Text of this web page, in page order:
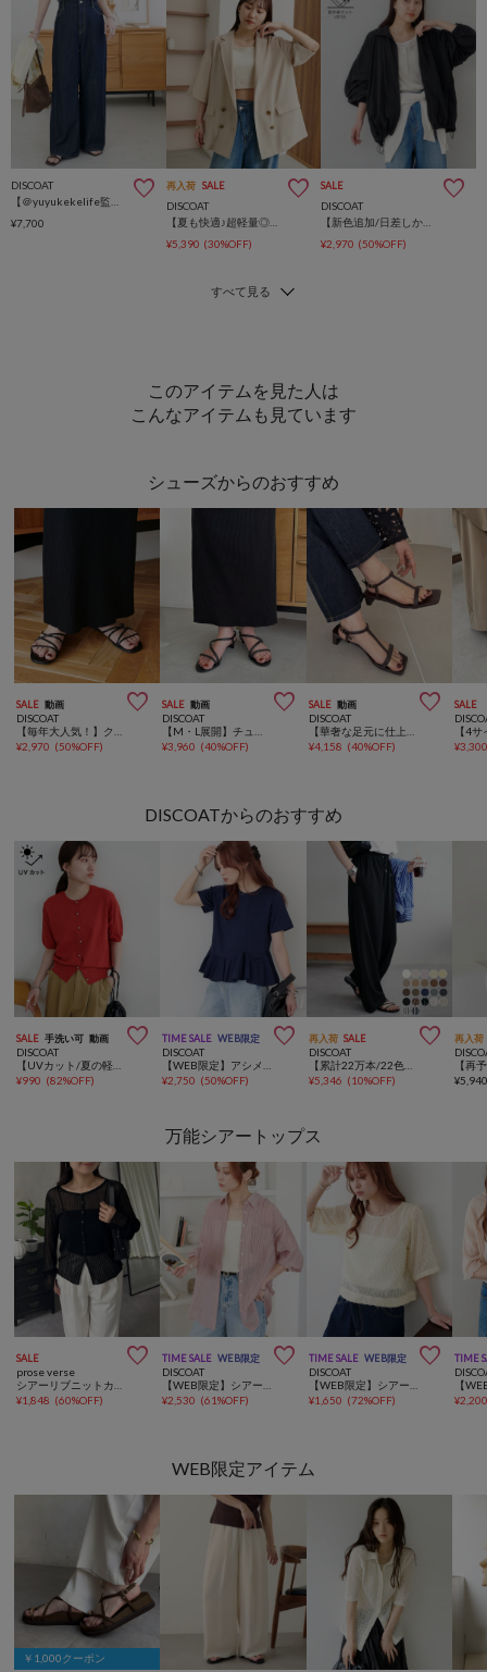
DISCOAT
¥7,700
再入荷 SALE
DISCOAT
【夏も快適♪超軽量◎】ライトテックリネン半袖シャツジャケット
¥5,390 (30%OFF)
SALE
DISCOAT
¥2,970 (50%OFF)
このアイテムを見た人は
こんなアイテムも見ています
シューズからのおすすめ
SALE 動画 
DISCOAT
【毎年大人気！】クロスラインストラップサンダル《詳細動画あり》
¥2,970 (50%OFF)
SALE 動画 
DISCOAT
【M・L展開】チューブストラップサンダル
¥3,960 (40%OFF)
SALE 動画 
DISCOAT
【華奢な足元に仕上がる♪】Tストラップサンダル《詳細動画あり》
¥4,158 (40%OFF)
SALE
¥
DISCOATからのおすすめ
SALE 手洗い可 動画 
DISCOAT
¥990 (82%OFF)
TIME SALE WEB限定 
DISCOAT
¥2,750 (50%OFF)
再入荷 SALE 
DISCOAT
¥5,346 (10%OFF)
再入荷
¥
万能シアートップス
SALE 
prose verse
¥1,848 (60%OFF)
TIME SALE WEB限定 
DISCOAT
¥2,530 (61%OFF)
TIME SALE WEB限定 
DISCOAT
¥1,650 (72%OFF)
TIME
¥
WEB限定アイテム
￥1,000クーポン